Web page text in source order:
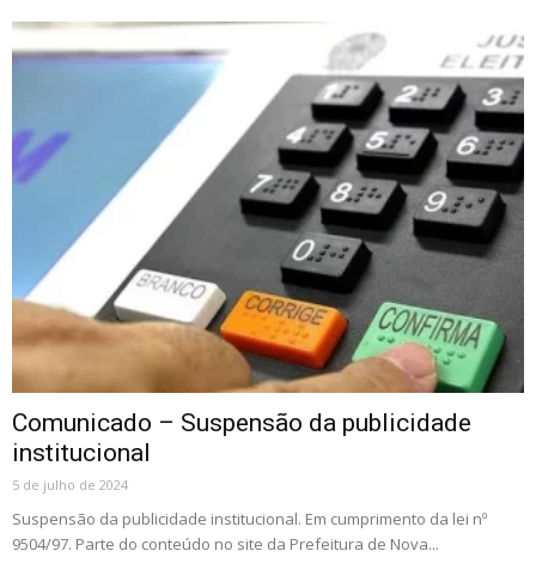
Comunicado – Suspensão da publicidade
institucional
5 de julho de 2024
Suspensão da publicidade institucional. Em cumprimento da lei nº
9504/97. Parte do conteúdo no site da Prefeitura de Nova...